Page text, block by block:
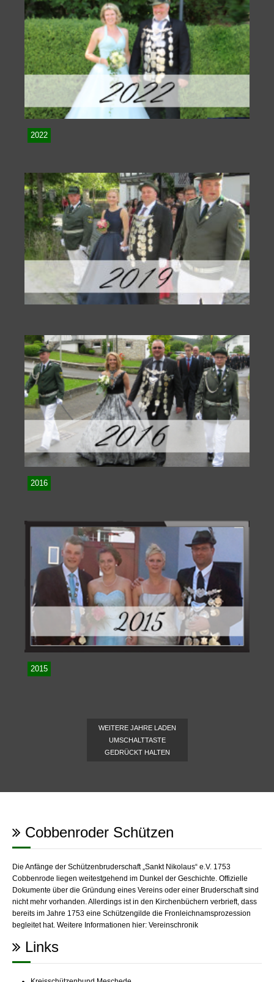
2022
2016
2015
WEITERE JAHRE LADEN
UMSCHALTTASTE
GEDRÜCKT HALTEN
Cobbenroder Schützen
Die Anfänge der Schützenbruderschaft „Sankt Nikolaus“ e.V. 1753
Cobbenrode liegen weitestgehend im Dunkel der Geschichte. Offizielle
Dokumente über die Gründung eines Vereins oder einer Bruderschaft sind
nicht mehr vorhanden. Allerdings ist in den Kirchenbüchern verbrieft, dass
bereits im Jahre 1753 eine Schützengilde die Fronleichnamsprozession
begleitet hat. Weitere Informationen hier: Vereinschronik
Links